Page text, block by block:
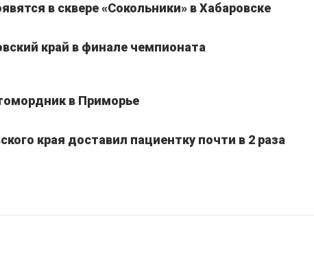
в сквере «Сокольники» в Хабаровске
край в финале чемпионата
в Приморье
края доставил пациентку почти в 2 раза